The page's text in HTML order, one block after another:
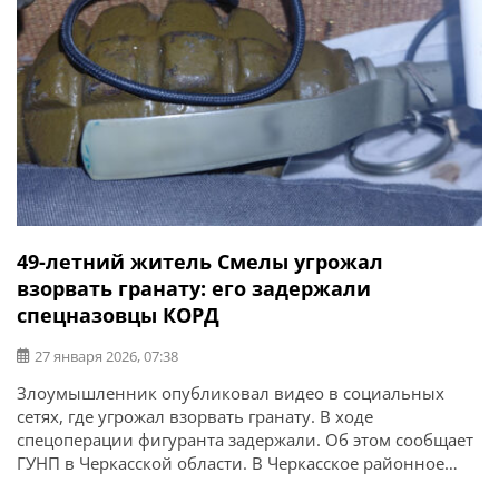
49-летний житель Смелы угрожал
взорвать гранату: его задержали
спецназовцы КОРД
27 января 2026, 07:38
Злоумышленник опубликовал видео в социальных
сетях, где угрожал взорвать гранату. В ходе
спецоперации фигуранта задержали. Об этом сообщает
ГУНП в Черкасской области. В Черкасское районное